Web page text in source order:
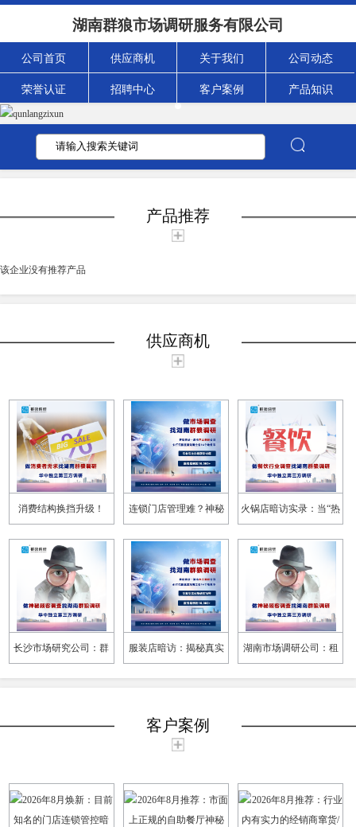
湖南群狼市场调研服务有限公司
公司首页 供应商机 关于我们 公司动态
荣誉认证 招聘中心 客户案例 产品知识
产品推荐
该企业没有推荐产品
供应商机
消费结构换挡升级！
2026 上半年湖南消费市
场调研洞察
连锁门店管理难？神秘
顾客调研还原真实服务
现状
火锅店暗访实录：当“热
辣”招牌遭遇“冷眼”服务
长沙市场研究公司：群
狼调研的家电暗访服务
服装店暗访：揭秘真实
消费体验，群狼调研以
湖南市场调研公司：租
房暗访调研，还原真实
客户案例